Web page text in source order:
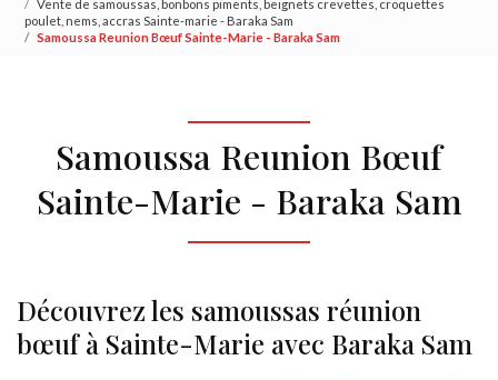
Vente de samoussas, bonbons piments, beignets crevettes, croquettes
poulet, nems, accras Sainte-marie - Baraka Sam
Samoussa Reunion Bœuf Sainte-Marie - Baraka Sam
Samoussa Reunion Bœuf
Sainte-Marie - Baraka Sam
Découvrez les samoussas réunion
bœuf à Sainte-Marie avec Baraka Sam